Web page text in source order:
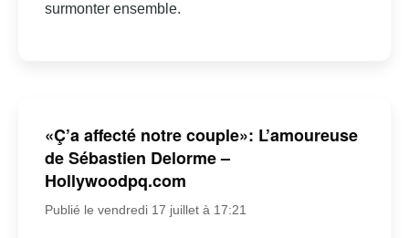
surmonter ensemble.
«Ç’a affecté notre couple»: L’amoureuse
de Sébastien Delorme –
Hollywoodpq.com
Publié le vendredi 17 juillet à 17:21